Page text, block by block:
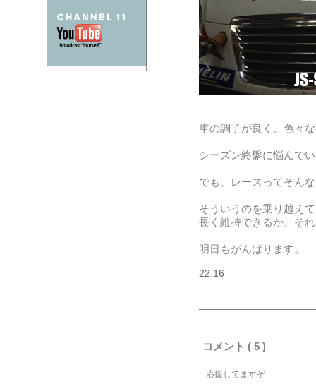
車の調子が良く、色々
シーズン終盤に悩んで
でも、レースってそん
そういうのを乗り越え
長く維持できるか、そ
明日もがんばります。
22:16
コメント ( 5 )
応援してますぞ